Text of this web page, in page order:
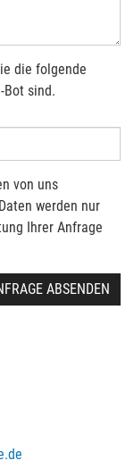
die folgende
Bot sind.
von uns
werden nur
Ihrer Anfrage
ABSENDEN